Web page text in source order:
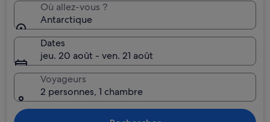
Où allez-vous ?
Antarctique
Dates
jeu. 20 août - ven. 21 août
Voyageurs
2 personnes, 1 chambre